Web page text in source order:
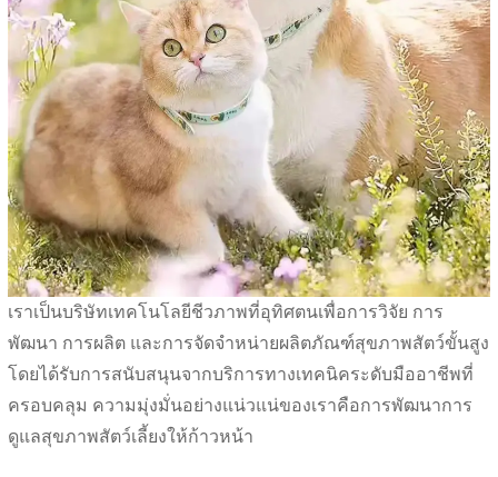
เราเป็นบริษัทเทคโนโลยีชีวภาพที่อุทิศตนเพื่อการวิจัย การ
พัฒนา การผลิต และการจัดจำหน่ายผลิตภัณฑ์สุขภาพสัตว์ขั้นสูง
โดยได้รับการสนับสนุนจากบริการทางเทคนิคระดับมืออาชีพที่
ครอบคลุม ความมุ่งมั่นอย่างแน่วแน่ของเราคือการพัฒนาการ
ดูแลสุขภาพสัตว์เลี้ยงให้ก้าวหน้า